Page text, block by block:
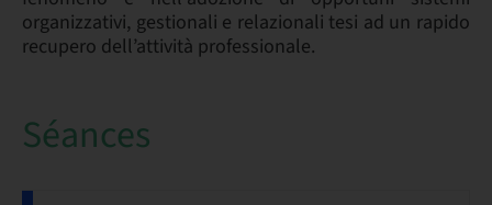
organizzativi, gestionali e relazionali tesi ad un rapido
recupero dell’attività professionale.
Séances